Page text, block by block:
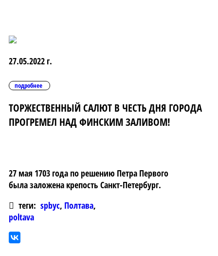
27.05.2022 г.
подробнее
ТОРЖЕСТВЕННЫЙ САЛЮТ В ЧЕСТЬ ДНЯ ГОРОДА
ПРОГРЕМЕЛ НАД ФИНСКИМ ЗАЛИВОМ!
27 мая 1703 года по решению Петра Первого
была заложена крепость Санкт-Петербург.
теги: spbyc, Полтава,
poltava